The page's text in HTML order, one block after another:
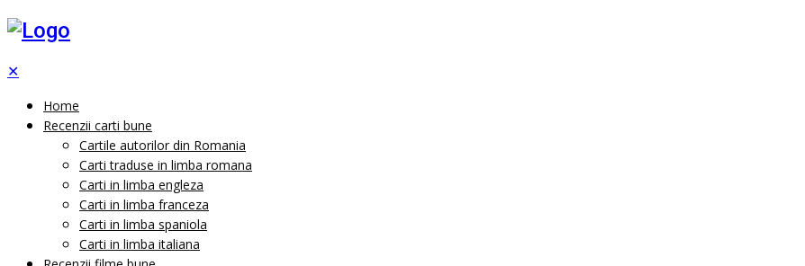
✕
Home
Recenzii carti bune
Cartile autorilor din Romania
Carti traduse in limba romana
Carti in limba engleza
Carti in limba franceza
Carti in limba spaniola
Carti in limba italiana